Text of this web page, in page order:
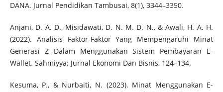
DANA. Jurnal Pendidikan Tambusai, 8(1), 3344–3350.
Anjani, D. A. D., Misidawati, D. N. M. D. N., & Awali, H. A. H.
(2022). Analisis Faktor-Faktor Yang Mempengaruhi Minat
Generasi Z Dalam Menggunakan Sistem Pembayaran E-
Wallet. Sahmiyya: Jurnal Ekonomi Dan Bisnis, 124–134.
Kesuma, P., & Nurbaiti, N. (2023). Minat Menggunakan E-